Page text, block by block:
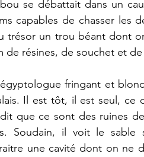
se débattait dans un
capables de chasser les
trésor un trou béant dont
de résines, de souchet et
fringant et
Il est tôt, il est seul, ce
que ce sont des ruines
Soudain, il voit le sable
une cavité dont on ne